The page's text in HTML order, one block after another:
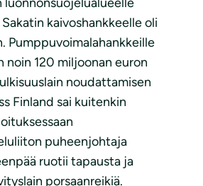
kaivoshankkeelle oli
Pumppuvoimalahankkeille
noin 120 miljoonan euron
noudattamisen
Finland sai kuitenkin
puheenjohtaja
ruotii tapausta ja
porsaanreikiä.